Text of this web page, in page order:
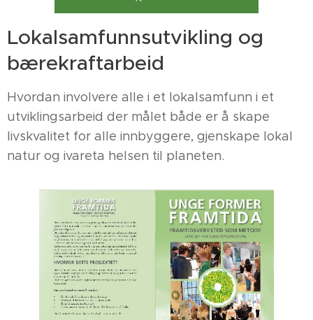
Lokalsamfunnsutvikling og
bærekraftarbeid
Hvordan involvere alle i et lokalsamfunn i et
utviklingsarbeid der målet både er å skape
livskvalitet for alle innbyggere, gjenskape lokal
natur og ivareta helsen til planeten.